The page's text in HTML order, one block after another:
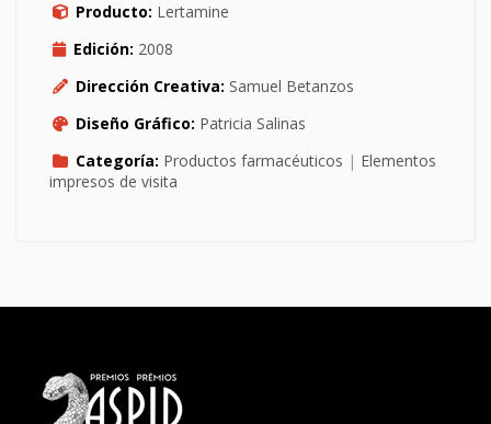
Producto: Lertamine
Edición: 2008
Dirección Creativa: Samuel Betanzos
Diseño Gráfico: Patricia Salinas
Categoría: Productos farmacéuticos | Elementos
impresos de visita